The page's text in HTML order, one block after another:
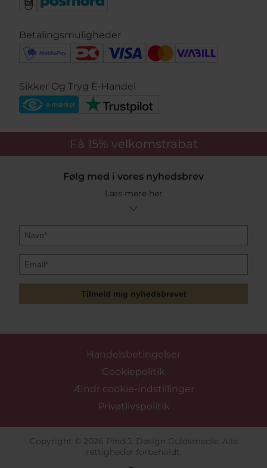
Betalingsmuligheder
Sikker Og Tryg E-Handel
Få 15% velkomstrabat
Følg med i vores nyhedsbrev
Læs mere her
Tilmeld mig nyhedsbrevet
Handelsbetingelser
Cookiepolitik
Ændr cookie-indstillinger
Privatlivspolitik
Copyright © 2026 Pind J. Design Guldsmedie. Alle
rettigheder forbeholdt.